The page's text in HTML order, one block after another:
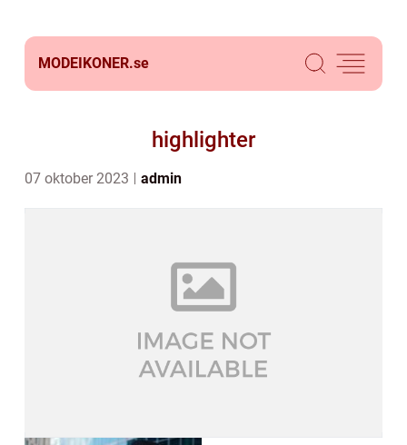
MODEIKONER.se
highlighter
07 oktober 2023 admin